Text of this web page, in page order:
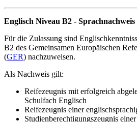
Englisch Niveau B2 - Sprachnachweis
Für die Zulassung sind
B2 des Gemeinsamen Europäischen
(GER) nachzuweisen.
Als Nachweis gilt:
Reifezeugnis mit erfolgreich
Schulfach Englisch
Reifezeugnis einer
Studienberechtigungszeugnis